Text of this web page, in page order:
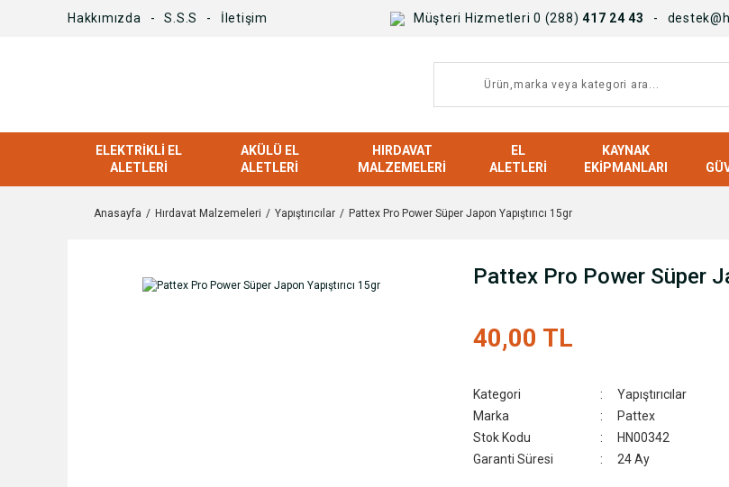
Hakkımızda S.S.S İletişim Müşteri Hizmetleri 0 (288) 417 24 43
ELEKTRIKLI EL
ALETLERI
AKÜLÜ EL
ALETLERI
HIRDAVAT
MALZEMELERI
EL
ALETLERI
KAYNAK
EKIPMANLARI
Anasayfa Hırdavat Malzemeleri Yapıştırıcılar Pattex Pro Power Süper Japon Yapıştırıcı 15gr
Pattex Pro Power Süper
40,00 TL
Kategori
Yapıştırıcılar
Marka
Pattex
Stok Kodu
HN00342
Garanti Süresi
24 Ay